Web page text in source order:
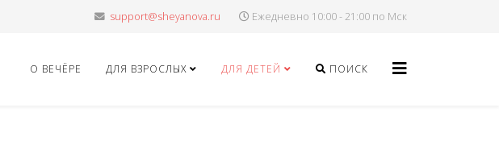
Ежедневно 10:00 - 21:00 по Мск
О ВЕЧЁРЕ ДЛЯ ВЗРОСЛЫХ ДЛЯ ДЕТЕЙ ПОИСК